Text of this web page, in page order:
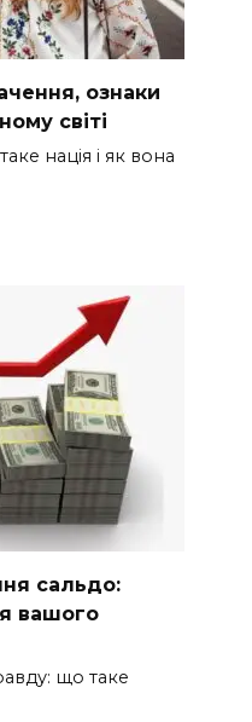
ознаки
світі
нація і як вона
сальдо:
вашого
що таке